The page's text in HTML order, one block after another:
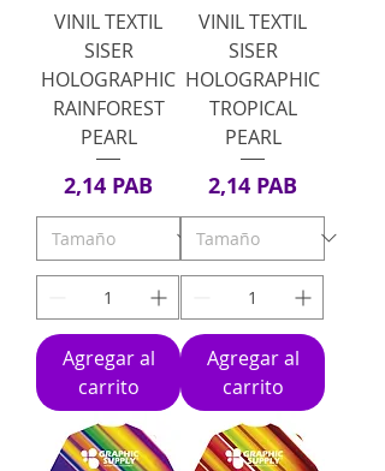
VINIL TEXTIL
SISER
HOLOGRAPHIC
RAINFOREST
PEARL
Precio
2,14 PAB
Agregar al
carrito
VINIL TEXTIL
SISER
HOLOGRAPHIC
TROPICAL
PEARL
Precio
2,14 PAB
Agregar al
carrito